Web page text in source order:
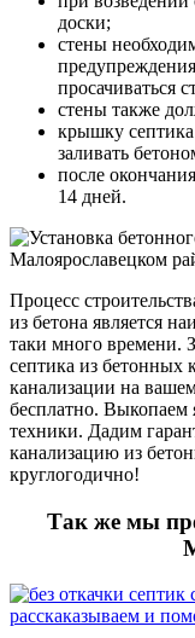
доски;
стены
просачиваться
стены также
крышку септика
заливать
после
14 дней.
Процесс
из бетона является
таки много времени.
септика из бетонных
канализации на
бесплатно. Выкопаем
техники. Дадим
канализацию из
круглогодично!
Так же мы